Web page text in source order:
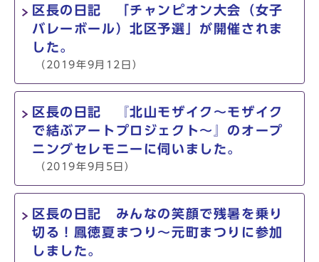
区長の日記 「チャンピオン大会（女子
バレーボール）北区予選」が開催されま
した。
（2019年9月12日）
区長の日記 『北山モザイク～モザイク
で結ぶアートプロジェクト～』のオープ
ニングセレモニーに伺いました。
（2019年9月5日）
区長の日記 みんなの笑顔で残暑を乗り
切る！鳳徳夏まつり～元町まつりに参加
しました。